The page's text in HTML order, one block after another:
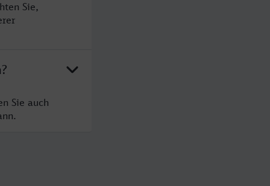
Sie,
Sie auch